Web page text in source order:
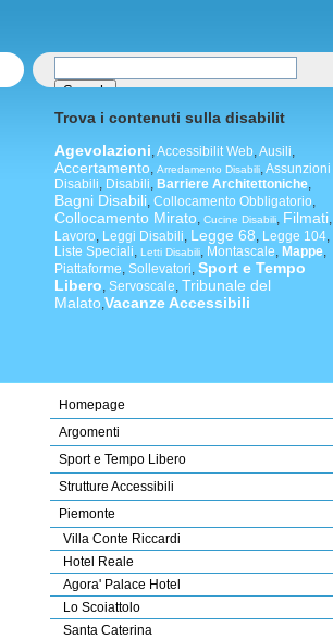
Trova i contenuti sulla disabilit
Agevolazioni,Accessibilit Web,Ausili,
Accertamento, Arredamento Disabili,Assunzioni
Disabili, Disabili, Barriere Architettoniche,
Bagni Disabili, Collocamento Obbligatorio,
Collocamento Mirato, Cucine Disabili, Filmati,
Lavoro, Leggi Disabili, Legge 68, Legge 104,
Liste Speciali, Letti Disabili, Montascale, Mappe,
Piattaforme, Sollevatori, Sport e Tempo
Libero, Servoscale, Tribunale del
Malato,Vacanze Accessibili
Homepage
Argomenti
Sport e Tempo Libero
Strutture Accessibili
Piemonte
Villa Conte Riccardi
Hotel Reale
Agora' Palace Hotel
Lo Scoiattolo
Santa Caterina